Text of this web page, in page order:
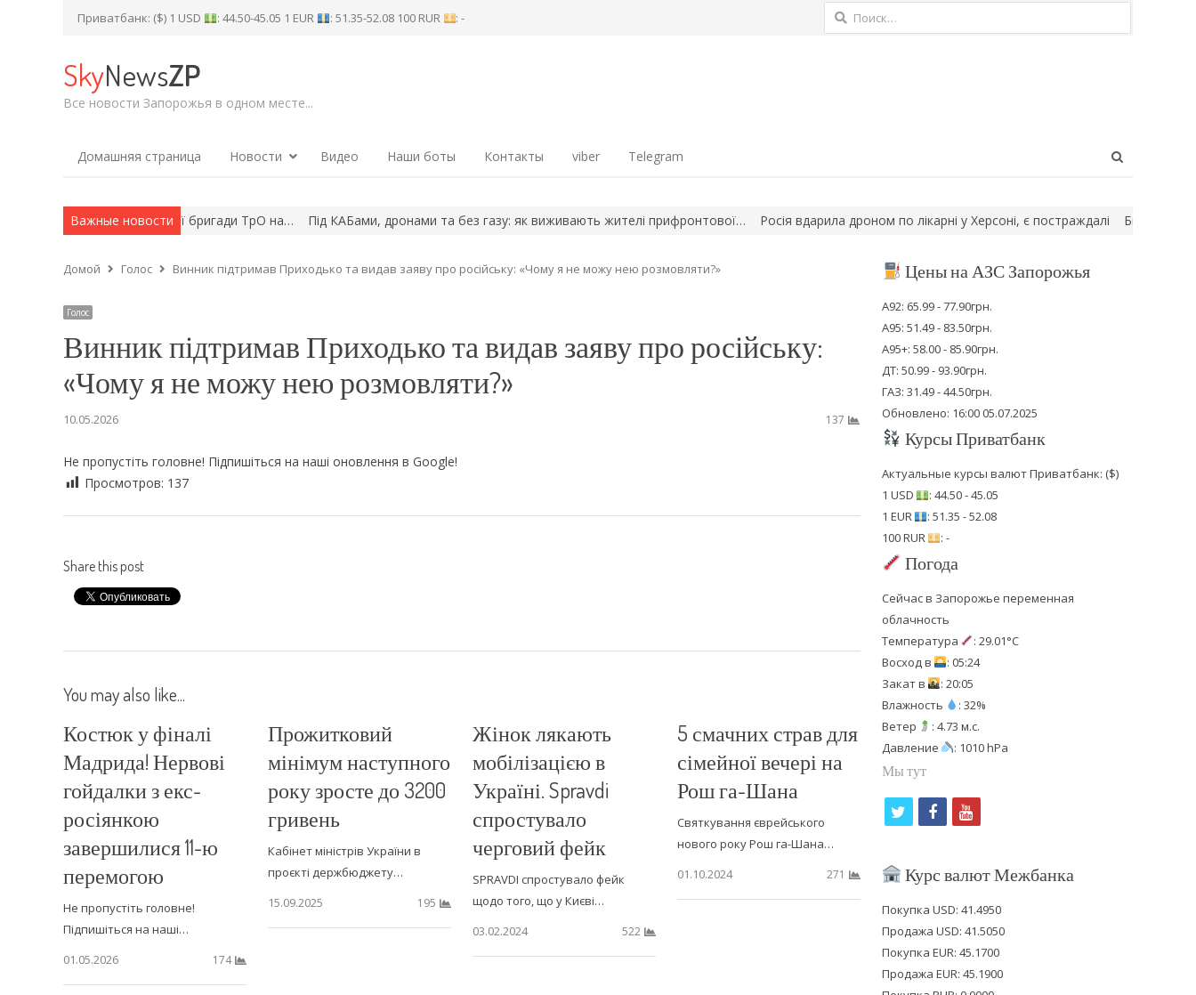
Приватбанк: ($) 1 USD : 44.50-45.05 1 EUR : 51.35-52.08 100 RUR : - Найти:
SkyNewsZP
Все новости Запорожья в одном месте...
Домашняя страница Новости Видео Наши боты Контакты viber Telegram
Важные новости
рідні бійців 108-ї бригади ТрО на… Під КАБами, дронами та без газу: як виживають жителі прифронтової… Росія вдарила дроном по лікарні у Херсоні, є постраждалі Били по Силах
Домой Голос Винник підтримав Приходько та видав заяву про російську: «Чому я не можу нею розмовляти?»
Голос
Винник підтримав Приходько та видав заяву про російську:
«Чому я не можу нею розмовляти?»
10.05.2026 137
Не пропустіть головне! Підпишіться на наші оновлення в Google!
Просмотров: 137
Share this post
You may also like...
Костюк у фіналі
Мадрида! Нервові
гойдалки з екс-
росіянкою
завершилися 11-ю
перемогою
Не пропустіть головне!
Підпишіться на наші…
01.05.2026
174
Прожитковий
мінімум наступного
року зросте до 3200
гривень
Кабінет міністрів України в
проєкті держбюджету…
15.09.2025
195
Жінок лякають
мобілізацією в
Україні. Spravdi
спростувало
черговий фейк
SPRAVDI спростувало фейк
щодо того, що у Києві…
03.02.2024
522
5 смачних страв для
сімейної вечері на
Рош га-Шана
Святкування єврейського
нового року Рош га-Шана…
01.10.2024
271
Цены на АЗС Запорожья
А92: 65.99 - 77.90грн.
А95: 51.49 - 83.50грн.
А95+: 58.00 - 85.90грн.
ДТ: 50.99 - 93.90грн.
ГАЗ: 31.49 - 44.50грн.
Обновлено: 16:00 05.07.2025
Курсы Приватбанк
Актуальные курсы валют Приватбанк: ($)
1 USD
: 44.50 - 45.05
1 EUR
: 51.35 - 52.08
100 RUR
: -
Погода
Сейчас в Запорожье переменная
облачность
Температура
: 29.01°C
Восход в
: 05:24
Закат в
: 20:05
Влажность
: 32%
Ветер
: 4.73 м.с.
Давление
: 1010 hPa
Мы тут
i
t
e
r
f
c
b
o
o
y
u
u
b
e
Курс валют Межбанка
Покупка USD: 41.4950
Продажа USD: 41.5050
Покупка EUR: 45.1700
Продажа EUR: 45.1900